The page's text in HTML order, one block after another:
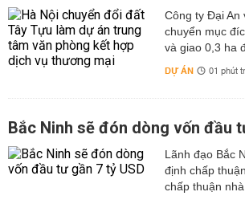
Công ty Đại An
chuyển mục
và giao 0,3 ha
DỰ ÁN 01 phút
Bắc Ninh sẽ đón dòng vốn đầu
Lãnh đạo Bắc
định chấp
chấp thuận nhà